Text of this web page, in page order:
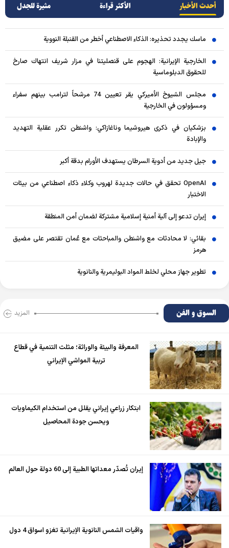
أحدث الأخبار الأکثر قراءة مثيرة للجدل
ماسك يجدد تحذيره: الذكاء الاصطناعي أخطر من القنبلة النووية
الخارجية الإيرانية: الهجوم على قنصليتنا في مزار شريف انتهاك صارخ
للحقوق الدبلوماسية
مجلس الشيوخ الأميركي يقر تعيين 74 مرشحاً لترامب بينهم سفراء
ومسؤولون في الخارجية
بزشكيان في ذكرى هيروشيما وناغازاكي: واشنطن تكرر عقلية التهديد
والإبادة
جيل جديد من أدوية السرطان يستهدف الأورام بدقة أكبر
OpenAI تحقق في حالات جديدة لهروب وكلاء ذكاء اصطناعي من بيئات
الاختبار
إيران تدعو إلى آلية أمنية إسلامية مشتركة لضمان أمن المنطقة
بقائي: لا محادثات مع واشنطن والمباحثات مع عُمان تقتصر على مضيق
هرمز
تطوير جهاز محلي لخلط المواد البوليمرية والنانوية
السوق و الفن المزید
المعرفة والبيئة والوراثة؛ مثلث التنمية في قطاع
تربية المواشي الإيراني
ابتكار زراعي إيراني يقلل من استخدام الكيماويات
ويحسن جودة المحاصيل
إيران تُصدّر معداتها الطبية إلى 60 دولة حول العالم
واقيات الشمس النانوية الإيرانية تغزو اسواق 4 دول